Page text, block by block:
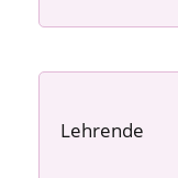
Lehrende